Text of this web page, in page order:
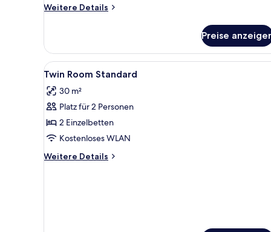
Weitere Details
Weitere
Zweibettzimmer,
2 Einzelbetten
Preise
Alle
Fotos
für
Twin
Room
Standard
anzeigen
Minibar, Schreibtisch,
12
Twin Room Standard
30 m²
Platz für 2 Personen
2 Einzelbetten
Kostenloses WLAN
Weitere Details
Weitere